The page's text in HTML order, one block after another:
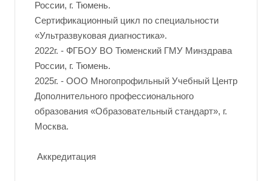
России, г. Тюмень.
Сертификационный цикл по специальности
«Ультразвуковая диагностика».
2022г. - ФГБОУ ВО Тюменский ГМУ Минздрава
России, г. Тюмень.
2025г. - ООО Многопрофильный Учебный Центр
Дополнительного профессионального
образования «Образовательный стандарт», г.
Москва.
Аккредитация